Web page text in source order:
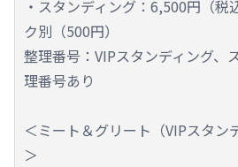
・スタンディング：6,500円（税
ク別（500円）
整理番号：VIPスタンディング、
理番号あり
＜ミート＆グリート（VIPスタン
＞